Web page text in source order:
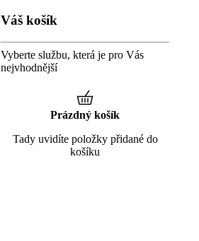
Váš košík
Vyberte službu, která je pro Vás
nejvhodnější
Prázdný košík
Tady uvidíte položky přidané do
košíku